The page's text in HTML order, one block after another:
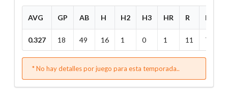
AVG GP AB H H2 H3 HR R RBI
0.327 18 49 16 1 0 1 11 7
* No hay detalles por juego para esta temporada..